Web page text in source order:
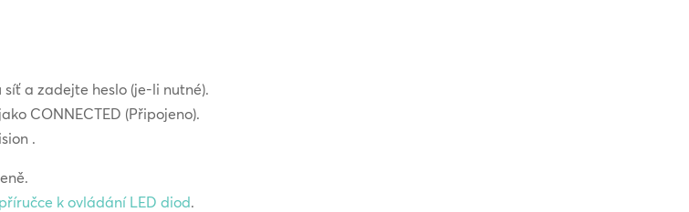
a zadejte heslo (je-li nutné).
CONNECTED (Připojeno).
.
k ovládání LED diod.